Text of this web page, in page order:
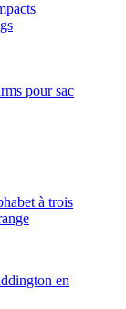
pour sac